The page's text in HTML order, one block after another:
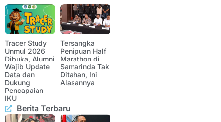
Tracer Study
Unmul 2026
Dibuka, Alumni
Wajib Update
Data dan
Dukung
Pencapaian
IKU
Tersangka
Penipuan Half
Marathon di
Samarinda Tak
Ditahan, Ini
Alasannya
Berita Terbaru